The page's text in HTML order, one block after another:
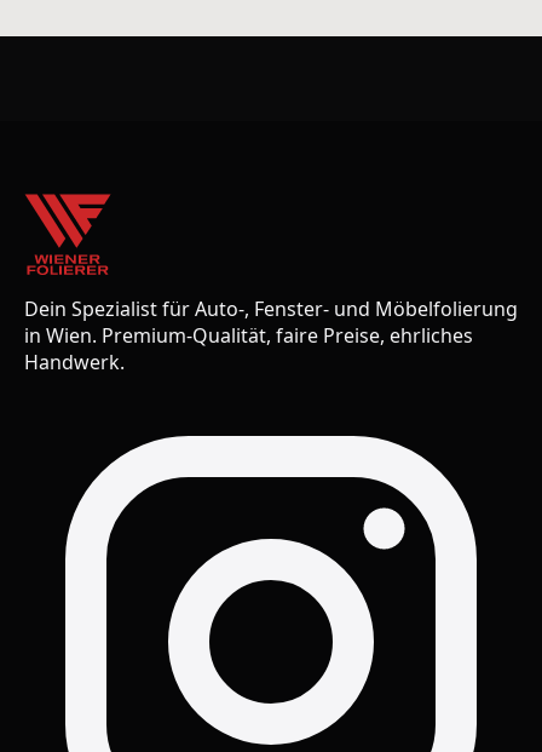
Dein Spezialist für Auto-, Fenster- und Möbelfolierung
in Wien. Premium-Qualität, faire Preise, ehrliches
Handwerk.